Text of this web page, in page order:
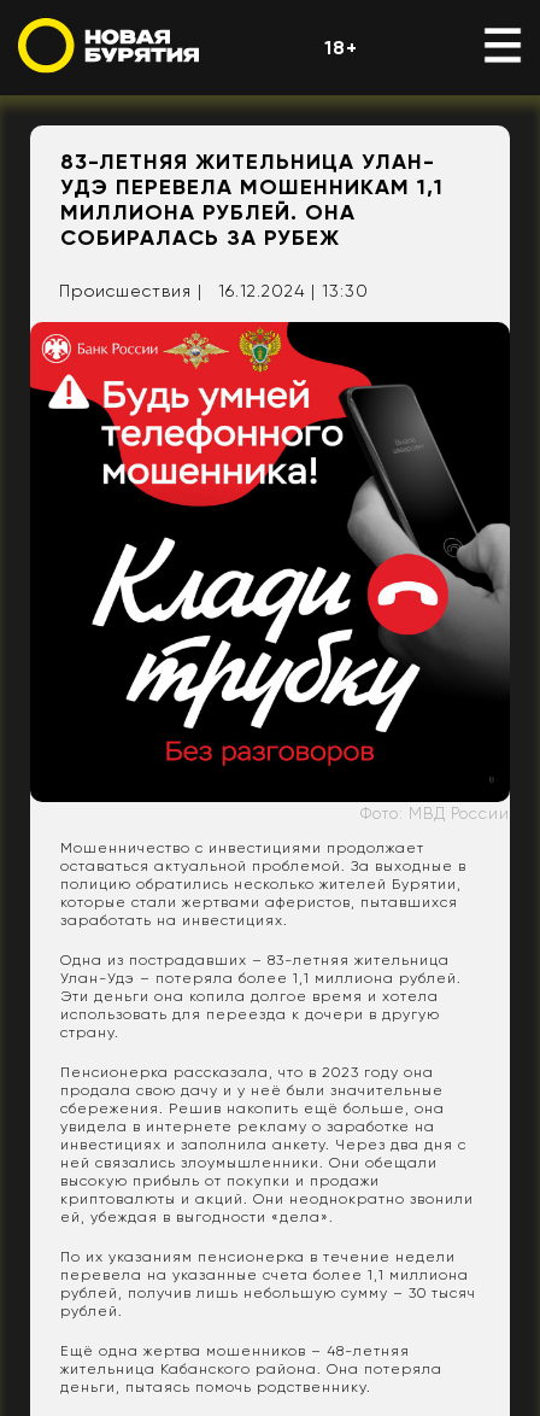
18+
83-ЛЕТНЯЯ ЖИТЕЛЬНИЦА УЛАН-
УДЭ ПЕРЕВЕЛА МОШЕННИКАМ 1,1
МИЛЛИОНА РУБЛЕЙ. ОНА
СОБИРАЛАСЬ ЗА РУБЕЖ
Происшествия | 16.12.2024 | 13:30
Фото: МВД России
Мошенничество с инвестициями продолжает
оставаться актуальной проблемой. За выходные в
полицию обратились несколько жителей Бурятии,
которые стали жертвами аферистов, пытавшихся
заработать на инвестициях.
Одна из пострадавших – 83-летняя жительница
Улан-Удэ – потеряла более 1,1 миллиона рублей.
Эти деньги она копила долгое время и хотела
использовать для переезда к дочери в другую
страну.
Пенсионерка рассказала, что в 2023 году она
продала свою дачу и у неё были значительные
сбережения. Решив накопить ещё больше, она
увидела в интернете рекламу о заработке на
инвестициях и заполнила анкету. Через два дня с
ней связались злоумышленники. Они обещали
высокую прибыль от покупки и продажи
криптовалюты и акций. Они неоднократно звонили
ей, убеждая в выгодности «дела».
По их указаниям пенсионерка в течение недели
перевела на указанные счета более 1,1 миллиона
рублей, получив лишь небольшую сумму – 30 тысяч
рублей.
Ещё одна жертва мошенников – 48-летняя
жительница Кабанского района. Она потеряла
деньги, пытаясь помочь родственнику.